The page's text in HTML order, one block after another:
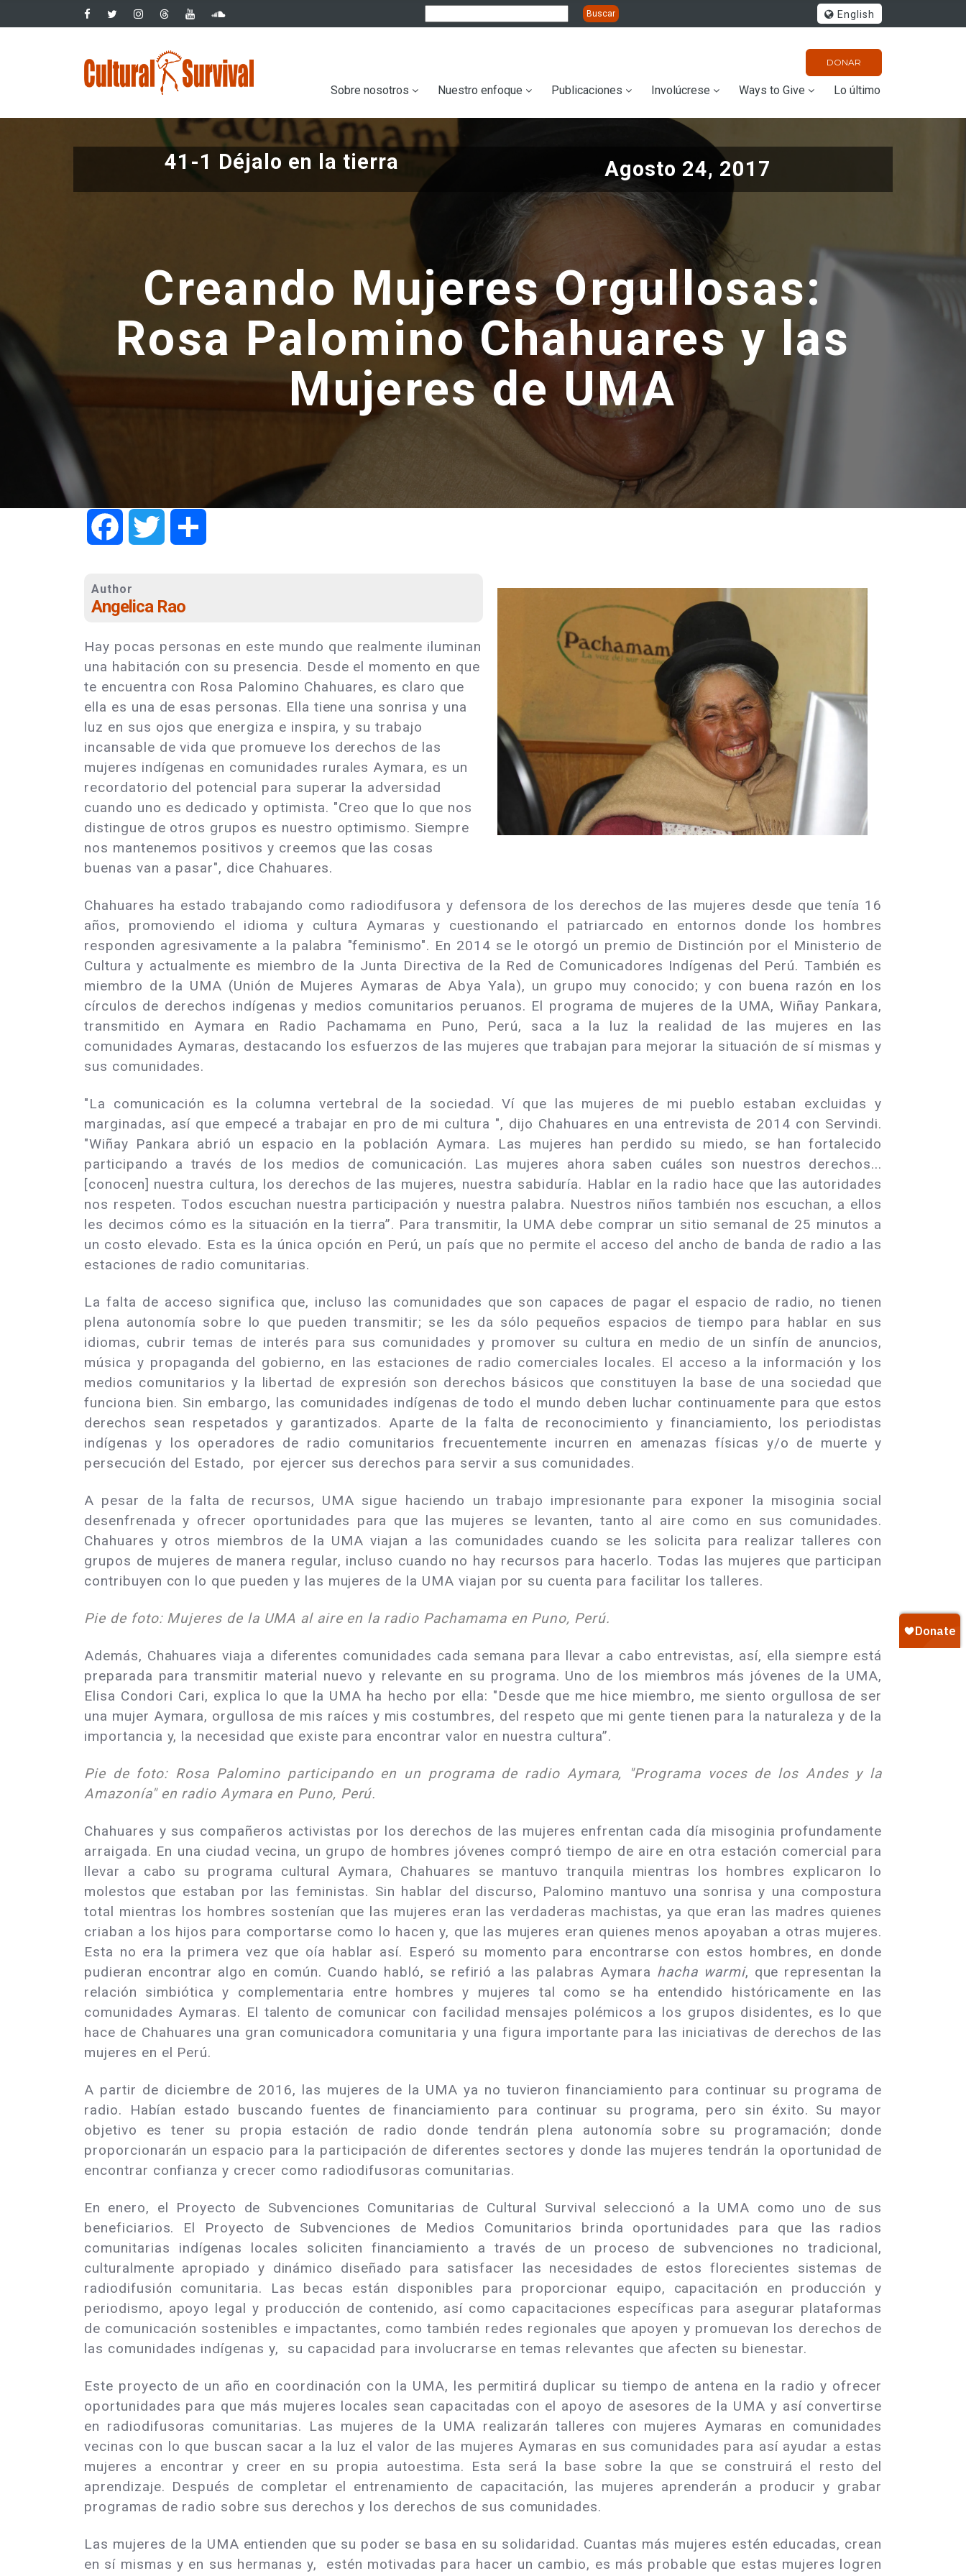
al
English
DONAR
navigation
Sobre nosotros Nuestro enfoque Publicaciones Involúcrese Ways to Give Lo último
41-1 Déjalo en la tierra Agosto 24, 2017
Creando Mujeres Orgullosas:
Rosa Palomino Chahuares y las
Mujeres de UMA
FacebookTwitter
Author
Angelica Rao
Hay pocas personas en este mundo que realmente iluminan
una habitación con su presencia. Desde el momento en que
te encuentra con Rosa Palomino Chahuares, es claro que
ella es una de esas personas. Ella tiene una sonrisa y una
luz en sus ojos que energiza e inspira, y su trabajo
incansable de vida que promueve los derechos de las
mujeres indígenas en comunidades rurales Aymara, es un
recordatorio del potencial para superar la adversidad
cuando uno es dedicado y optimista. "Creo que lo que nos
distingue de otros grupos es nuestro optimismo. Siempre
nos mantenemos positivos y creemos que las cosas
buenas van a pasar", dice Chahuares.
Chahuares ha estado trabajando como radiodifusora y defensora de los derechos de las mujeres desde que tenía 16
años, promoviendo el idioma y cultura Aymaras y cuestionando el patriarcado en entornos donde los hombres
responden agresivamente a la palabra "feminismo". En 2014 se le otorgó un premio de Distinción por el Ministerio de
Cultura y actualmente es miembro de la Junta Directiva de la Red de Comunicadores Indígenas del Perú. También es
miembro de la UMA (Unión de Mujeres Aymaras de Abya Yala), un grupo muy conocido; y con buena razón en los
círculos de derechos indígenas y medios comunitarios peruanos. El programa de mujeres de la UMA, Wiñay Pankara,
transmitido en Aymara en Radio Pachamama en Puno, Perú, saca a la luz la realidad de las mujeres en las
comunidades Aymaras, destacando los esfuerzos de las mujeres que trabajan para mejorar la situación de sí mismas y
sus comunidades.
"La comunicación es la columna vertebral de la sociedad. Ví que las mujeres de mi pueblo estaban excluidas y
marginadas, así que empecé a trabajar en pro de mi cultura ", dijo Chahuares en una entrevista de 2014 con Servindi.
"Wiñay Pankara abrió un espacio en la población Aymara. Las mujeres han perdido su miedo, se han fortalecido
participando a través de los medios de comunicación. Las mujeres ahora saben cuáles son nuestros derechos...
[conocen] nuestra cultura, los derechos de las mujeres, nuestra sabiduría. Hablar en la radio hace que las autoridades
nos respeten. Todos escuchan nuestra participación y nuestra palabra. Nuestros niños también nos escuchan, a ellos
les decimos cómo es la situación en la tierra”. Para transmitir, la UMA debe comprar un sitio semanal de 25 minutos a
un costo elevado. Esta es la única opción en Perú, un país que no permite el acceso del ancho de banda de radio a las
estaciones de radio comunitarias.
La falta de acceso significa que, incluso las comunidades que son capaces de pagar el espacio de radio, no tienen
plena autonomía sobre lo que pueden transmitir; se les da sólo pequeños espacios de tiempo para hablar en sus
idiomas, cubrir temas de interés para sus comunidades y promover su cultura en medio de un sinfín de anuncios,
música y propaganda del gobierno, en las estaciones de radio comerciales locales. El acceso a la información y los
medios comunitarios y la libertad de expresión son derechos básicos que constituyen la base de una sociedad que
funciona bien. Sin embargo, las comunidades indígenas de todo el mundo deben luchar continuamente para que estos
derechos sean respetados y garantizados. Aparte de la falta de reconocimiento y financiamiento, los periodistas
indígenas y los operadores de radio comunitarios frecuentemente incurren en amenazas físicas y/o de muerte y
persecución del Estado, por ejercer sus derechos para servir a sus comunidades.
A pesar de la falta de recursos, UMA sigue haciendo un trabajo impresionante para exponer la misoginia social
desenfrenada y ofrecer oportunidades para que las mujeres se levanten, tanto al aire como en sus comunidades.
Chahuares y otros miembros de la UMA viajan a las comunidades cuando se les solicita para realizar talleres con
grupos de mujeres de manera regular, incluso cuando no hay recursos para hacerlo. Todas las mujeres que participan
contribuyen con lo que pueden y las mujeres de la UMA viajan por su cuenta para facilitar los talleres.
Pie de foto: Mujeres de la UMA al aire en la radio Pachamama en Puno, Perú.
Además, Chahuares viaja a diferentes comunidades cada semana para llevar a cabo entrevistas, así, ella siempre está
preparada para transmitir material nuevo y relevante en su programa. Uno de los miembros más jóvenes de la UMA,
Elisa Condori Cari, explica lo que la UMA ha hecho por ella: "Desde que me hice miembro, me siento orgullosa de ser
una mujer Aymara, orgullosa de mis raíces y mis costumbres, del respeto que mi gente tienen para la naturaleza y de la
importancia y, la necesidad que existe para encontrar valor en nuestra cultura”.
Pie de foto: Rosa Palomino participando en un programa de radio Aymara, "Programa voces de los Andes y la
Amazonía" en radio Aymara en Puno, Perú.
Chahuares y sus compañeros activistas por los derechos de las mujeres enfrentan cada día misoginia profundamente
arraigada. En una ciudad vecina, un grupo de hombres jóvenes compró tiempo de aire en otra estación comercial para
llevar a cabo su programa cultural Aymara, Chahuares se mantuvo tranquila mientras los hombres explicaron lo
molestos que estaban por las feministas. Sin hablar del discurso, Palomino mantuvo una sonrisa y una compostura
total mientras los hombres sostenían que las mujeres eran las verdaderas machistas, ya que eran las madres quienes
criaban a los hijos para comportarse como lo hacen y, que las mujeres eran quienes menos apoyaban a otras mujeres.
Esta no era la primera vez que oía hablar así. Esperó su momento para encontrarse con estos hombres, en donde
pudieran encontrar algo en común. Cuando habló, se refirió a las palabras Aymara hacha warmi, que representan la
relación simbiótica y complementaria entre hombres y mujeres tal como se ha entendido históricamente en las
comunidades Aymaras. El talento de comunicar con facilidad mensajes polémicos a los grupos disidentes, es lo que
hace de Chahuares una gran comunicadora comunitaria y una figura importante para las iniciativas de derechos de las
mujeres en el Perú.
A partir de diciembre de 2016, las mujeres de la UMA ya no tuvieron financiamiento para continuar su programa de
radio. Habían estado buscando fuentes de financiamiento para continuar su programa, pero sin éxito. Su mayor
objetivo es tener su propia estación de radio donde tendrán plena autonomía sobre su programación; donde
proporcionarán un espacio para la participación de diferentes sectores y donde las mujeres tendrán la oportunidad de
encontrar confianza y crecer como radiodifusoras comunitarias.
En enero, el Proyecto de Subvenciones Comunitarias de Cultural Survival seleccionó a la UMA como uno de sus
beneficiarios. El Proyecto de Subvenciones de Medios Comunitarios brinda oportunidades para que las radios
comunitarias indígenas locales soliciten financiamiento a través de un proceso de subvenciones no tradicional,
culturalmente apropiado y dinámico diseñado para satisfacer las necesidades de estos florecientes sistemas de
radiodifusión comunitaria. Las becas están disponibles para proporcionar equipo, capacitación en producción y
periodismo, apoyo legal y producción de contenido, así como capacitaciones específicas para asegurar plataformas
de comunicación sostenibles e impactantes, como también redes regionales que apoyen y promuevan los derechos de
las comunidades indígenas y, su capacidad para involucrarse en temas relevantes que afecten su bienestar.
Este proyecto de un año en coordinación con la UMA, les permitirá duplicar su tiempo de antena en la radio y ofrecer
oportunidades para que más mujeres locales sean capacitadas con el apoyo de asesores de la UMA y así convertirse
en radiodifusoras comunitarias. Las mujeres de la UMA realizarán talleres con mujeres Aymaras en comunidades
vecinas con lo que buscan sacar a la luz el valor de las mujeres Aymaras en sus comunidades para así ayudar a estas
mujeres a encontrar y creer en su propia autoestima. Esta será la base sobre la que se construirá el resto del
aprendizaje. Después de completar el entrenamiento de capacitación, las mujeres aprenderán a producir y grabar
programas de radio sobre sus derechos y los derechos de sus comunidades.
Las mujeres de la UMA entienden que su poder se basa en su solidaridad. Cuantas más mujeres estén educadas, crean
en sí mismas y en sus hermanas y, estén motivadas para hacer un cambio, es más probable que estas mujeres logren